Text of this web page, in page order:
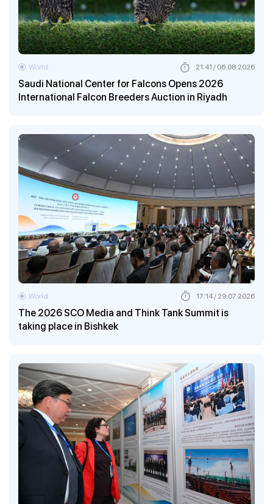
Saudi National Center for Falcons Opens 2026
International Falcon Breeders Auction in Riyadh
World 21:41 / 06.08.2026
The 2026 SCO Media and Think Tank Summit is
taking place in Bishkek
World 17:14 / 29.07.2026